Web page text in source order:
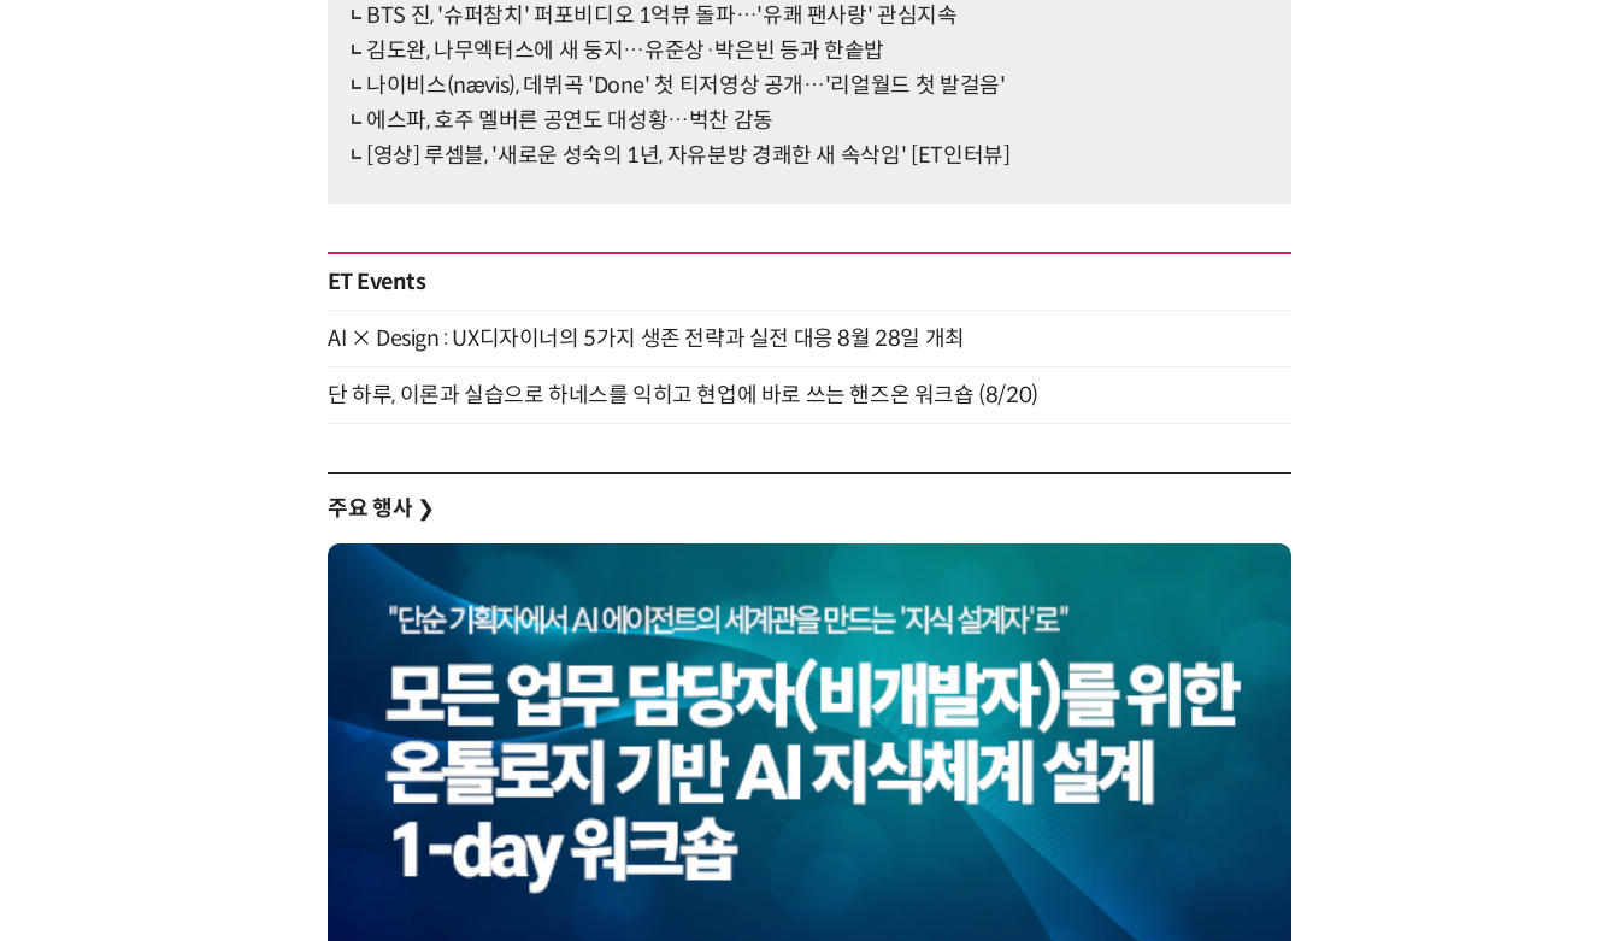
BTS 진, '슈퍼참치' 퍼포비디오 1억뷰 돌파…'유쾌 팬사랑' 관심지속
김도완, 나무엑터스에 새 둥지…유준상·박은빈 등과 한솥밥
나이비스(nævis), 데뷔곡 'Done' 첫 티저영상 공개…'리얼월드 첫 발걸음'
에스파, 호주 멜버른 공연도 대성황…벅찬 감동
[영상] 루셈블, '새로운 성숙의 1년, 자유분방 경쾌한 새 속삭임' [ET인터뷰]
ET Events
AI × Design : UX디자이너의 5가지 생존 전략과 실전 대응 8월 28일 개최
단 하루, 이론과 실습으로 하네스를 익히고 현업에 바로 쓰는 핸즈온 워크숍 (8/20)
주요 행사 ❯